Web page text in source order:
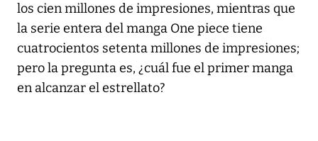
los cien millones de impresiones, mientras que
la serie entera del manga One piece tiene
cuatrocientos setenta millones de impresiones;
pero la pregunta es, ¿cuál fue el primer manga
en alcanzar el estrellato?